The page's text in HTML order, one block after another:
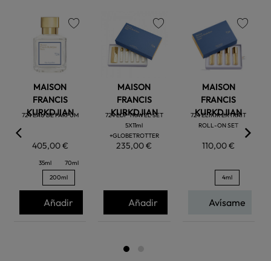
MAISON
FRANCIS
KURKDJIAN
724 EAU DE PARFUM
405,00 €
35ml
70ml
200ml
Añadir
MAISON
FRANCIS
KURKDJIAN
724 EDP TRAVEL SET
5X11ml
+GLOBETROTTER
235,00 €
favorite
Añadir
MAISON
FRANCIS
KURKDJIAN
724 ELIXIR EXTRAIT
ROLL-ON SET
110,00 €
favorite
4ml
Avísame